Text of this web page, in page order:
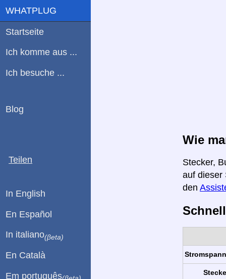
Wie
Stecker,
auf dieser
den
WHATPLUG
Startseite
Ich komme aus ...
Ich besuche ...
Blog
Teilen
In English
En Español
In italiano(βeta)
En Català
Em português